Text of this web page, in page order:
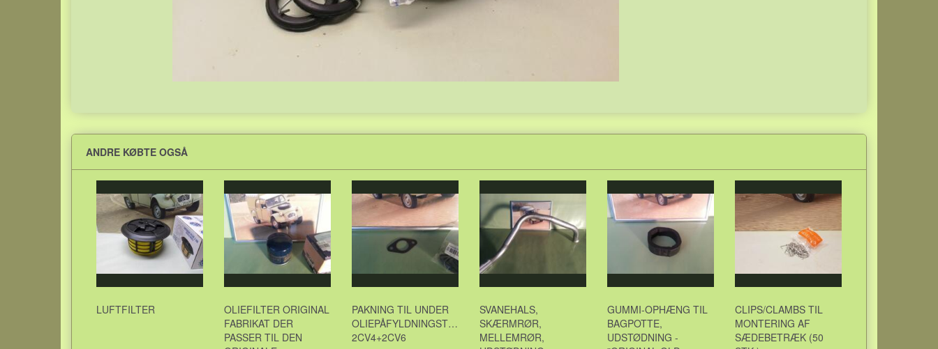
ANDRE KØBTE OGSÅ
LUFTFILTER
OLIEFILTER ORIGINAL
FABRIKAT DER
PASSER TIL DEN
PAKNING TIL UNDER
OLIEPÅFYLDNINGSTRAGTEN,
2CV4+2CV6
SVANEHALS,
SKÆRMRØR,
MELLEMRØR,
GUMMI-OPHÆNG TIL
BAGPOTTE,
UDSTØDNING -
CLIPS/CLAMBS TIL
MONTERING AF
SÆDEBETRÆK (50